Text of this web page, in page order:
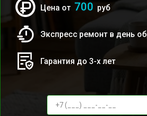
Цена от 700 руб
Экспресс ремонт в день
Гарантия до 3-х лет